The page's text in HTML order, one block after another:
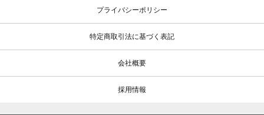
プライバシーポリシー
特定商取引法に基づく表記
会社概要
採用情報